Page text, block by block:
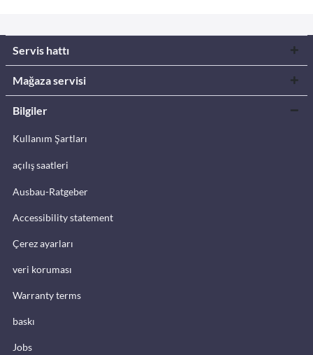
Servis hattı
Mağaza servisi
Bilgiler
Kullanım Şartları
açılış saatleri
Ausbau-Ratgeber
Accessibility statement
Çerez ayarları
veri koruması
Warranty terms
baskı
Jobs